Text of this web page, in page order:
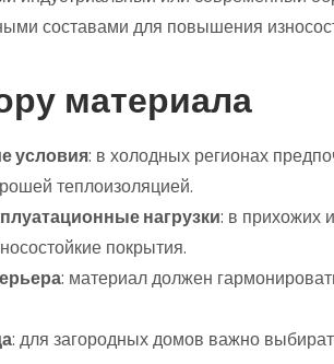
составами для повышения
материала
условия: в холодных регионах
теплоизоляцией.
нагрузки: в прихожих
покрытия.
: материал должен
: для загородных домов важно